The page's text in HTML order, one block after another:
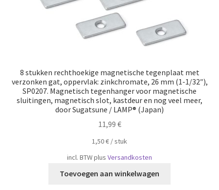
8 stukken rechthoekige magnetische tegenplaat met
verzonken gat, oppervlak: zinkchromate, 26 mm (1-1/32″),
SP0207. Magnetisch tegenhanger voor magnetische
sluitingen, magnetisch slot, kastdeur en nog veel meer,
door Sugatsune / LAMP® (Japan)
11,99 €
1,50€ /​​stuk
incl. BTWplus Versandkosten
Toevoegen aan winkelwagen